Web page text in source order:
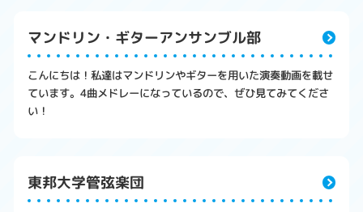
マンドリン・ギターアンサンブル部
こんにちは！私達はマンドリンやギターを用いた演奏動画を載せ
ています。4曲メドレーになっているので、ぜひ見てみてくださ
い！
東邦大学管弦楽団